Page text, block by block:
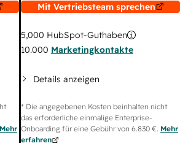
Mehr
Mit Vertriebsteam sprechen
5,000 HubSpot-Guthaben
10.000 Marketingkontakte
Details anzeigen
* Die angegebenen Kosten beinhalten nicht
das erforderliche einmalige Enterprise-
Onboarding für eine Gebühr von 6.830 €. Mehr
erfahren